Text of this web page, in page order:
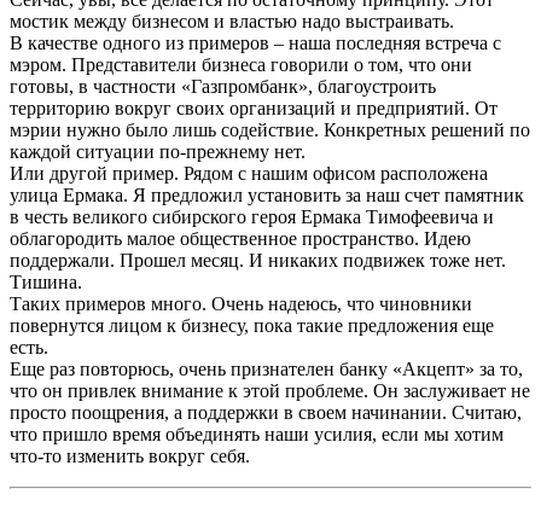
мостик между бизнесом и властью надо выстраивать.
В качестве одного из примеров – наша последняя встреча с
мэром. Представители бизнеса говорили о том, что они
готовы, в частности «Газпромбанк», благоустроить
территорию вокруг своих организаций и предприятий. От
мэрии нужно было лишь содействие. Конкретных решений по
каждой ситуации по-прежнему нет.
Или другой пример. Рядом с нашим офисом расположена
улица Ермака. Я предложил установить за наш счет памятник
в честь великого сибирского героя Ермака Тимофеевича и
облагородить малое общественное пространство. Идею
поддержали. Прошел месяц. И никаких подвижек тоже нет.
Тишина.
Таких примеров много. Очень надеюсь, что чиновники
повернутся лицом к бизнесу, пока такие предложения еще
есть.
Еще раз повторюсь, очень признателен банку «Акцепт» за то,
что он привлек внимание к этой проблеме. Он заслуживает не
просто поощрения, а поддержки в своем начинании. Считаю,
что пришло время объединять наши усилия, если мы хотим
что-то изменить вокруг себя.